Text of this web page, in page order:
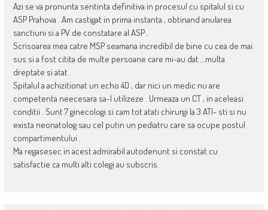
Azi se va pronunta sentinta definitiva in procesul cu spitalul si cu
ASP Prahova . Am castigat in prima instanta , obtinand anularea
sanctiuni si a PV de constatare al ASP .
Scrisoarea mea catre MSP seamana incredibil de bine cu cea de mai
sus si a fost citita de multe persoane care mi-au dat …multa
dreptate si atat .
Spitalul a achizitionat un echo 4D , dar nici un medic nu are
competenta neecesara sa-l utilizeze . Urmeaza un CT , in aceleasi
conditii . Sunt 7 ginecologi si cam tot atati chirurgi la 3 ATI- sti si nu
exista neonatolog sau cel putin un pediatru care sa ocupe postul
compartimentului .
Ma regasesec in acest admirabil autodenunt si constat cu
satisfactie ca multi alti colegi au subscris.